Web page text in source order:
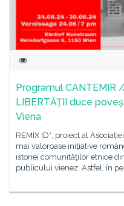
Programul CANTEMIR
LIBERTĂȚII duce
Viena
REMIX ID*, proiect al
mai valoroase inițiative
istoriei comunităților etnice
publicului vienez. Astfel, în